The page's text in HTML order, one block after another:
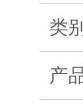
类别
产